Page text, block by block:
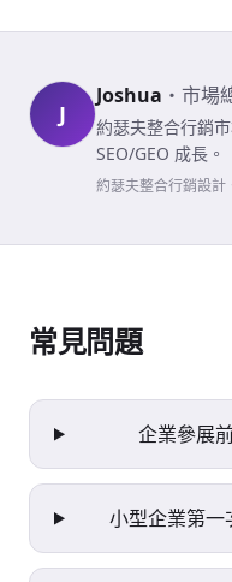
J
Joshua ・ 市場
約瑟夫整合行銷
SEO/GEO 成長。
約瑟夫整合行銷設計
常見問題
企業參展
小型企業第一